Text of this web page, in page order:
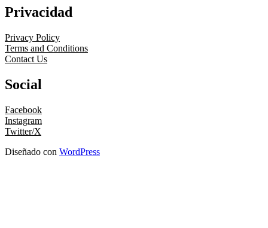
Privacidad
Privacy Policy
Terms and Conditions
Contact Us
Social
Facebook
Instagram
Twitter/X
Diseñado con WordPress